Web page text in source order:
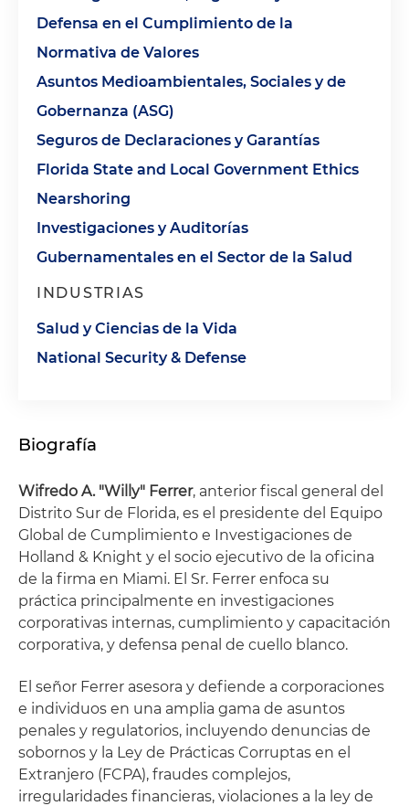
Defensa en el Cumplimiento de la
Normativa de Valores
Asuntos Medioambientales, Sociales y de
Gobernanza (ASG)
Seguros de Declaraciones y Garantías
Florida State and Local Government Ethics
Nearshoring
Investigaciones y Auditorías
Gubernamentales en el Sector de la Salud
INDUSTRIAS
Salud y Ciencias de la Vida
National Security & Defense
Biografía
Wifredo A. "Willy" Ferrer, anterior fiscal general del
Distrito Sur de Florida, es el presidente del Equipo
Global de Cumplimiento e Investigaciones de
Holland & Knight y el socio ejecutivo de la oficina
de la firma en Miami. El Sr. Ferrer enfoca su
práctica principalmente en investigaciones
corporativas internas, cumplimiento y capacitación
corporativa, y defensa penal de cuello blanco.
El señor Ferrer asesora y defiende a corporaciones
e individuos en una amplia gama de asuntos
penales y regulatorios, incluyendo denuncias de
sobornos y la Ley de Prácticas Corruptas en el
Extranjero (FCPA), fraudes complejos,
irregularidades financieras, violaciones a la ley de